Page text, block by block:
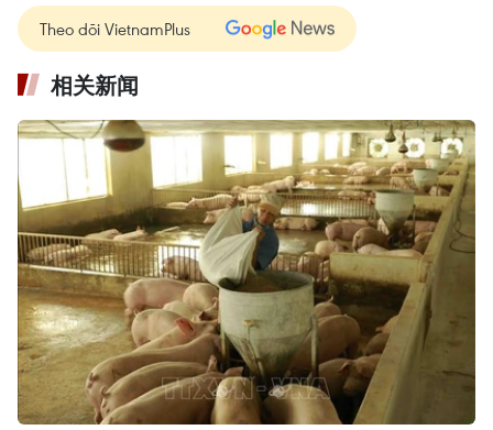
Theo dõi VietnamPlus
相关新闻